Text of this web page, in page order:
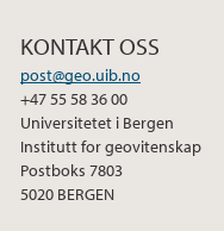
KONTAKT OSS
post@geo.uib.no
+47 55 58 36 00
Universitetet i Bergen
Institutt for geovitenskap
Postboks 7803
5020 BERGEN